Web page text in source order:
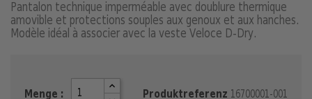
Pantalon technique imperméable avec doublure thermique
amovible et protections souples aux genoux et aux hanches.
Modèle idéal à associer avec la veste Veloce D-Dry.
Produktreferenz 16700001-001
Menge :